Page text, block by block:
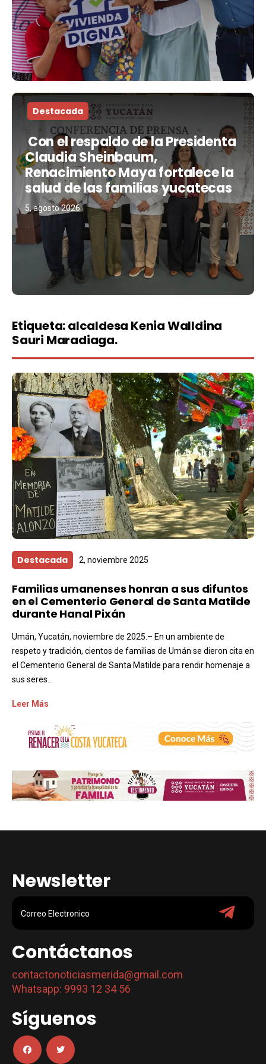
Destacada
Con el respaldo de la Presidenta
Claudia Sheinbaum,
Renacimiento Maya fortalece la
salud de las familias yucatecas
5, agosto 2026
Etiqueta:alcaldesa Kenia Walldina
Sauri Maradiaga.
Destacada 2, noviembre 2025
Familias umanenses honran a sus difuntos
en el Cementerio General de Santa Matilde
durante Hanal Pixán
Umán, Yucatán, noviembre de 2025.– En un ambiente de
respeto y tradición, cientos de familias de Umán se dieron cita en
el Cementerio General de Santa Matilde para rendir homenaje a
sus seres...
Leer Más
Newsletter
Contáctanos
contactonoticiasmerida@gmail.com
Whatsapp: 9993 12 34 56
Síguenos